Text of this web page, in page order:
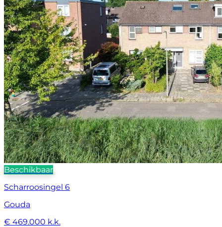
Beschikbaar
Scharroosingel 6
Gouda
€ 469.000 k.k.